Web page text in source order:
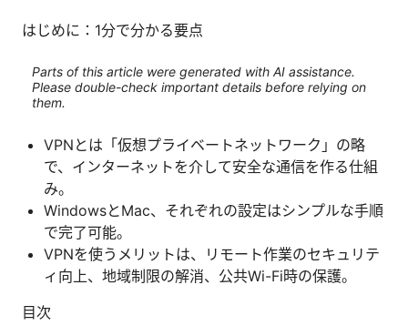
はじめに：1分で分かる要点
Parts of this article were generated with AI assistance.
Please double-check important details before relying on
them.
VPNとは「仮想プライベートネットワーク」の略
で、インターネットを介して安全な通信を作る仕組
み。
WindowsとMac、それぞれの設定はシンプルな手順
で完了可能。
VPNを使うメリットは、リモート作業のセキュリテ
ィ向上、地域制限の解消、公共Wi-Fi時の保護。
目次